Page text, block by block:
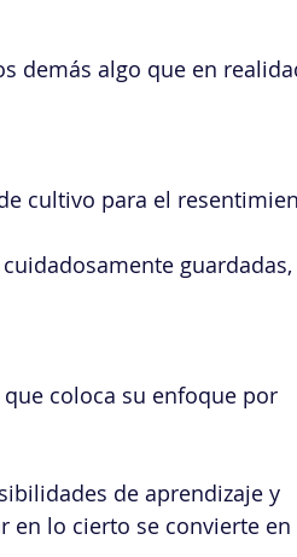
demás algo que en
cultivo para el
guardadas,
coloca su enfoque por
de aprendizaje y
en lo cierto se convierte en